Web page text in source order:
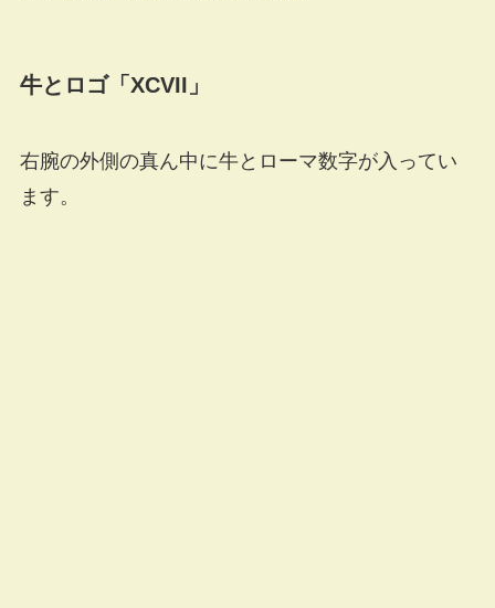
牛とロゴ「XCVII」
右腕の外側の真ん中に牛とローマ数字が入ってい
ます。